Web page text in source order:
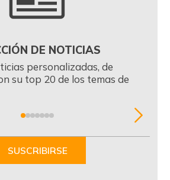
DE NOTICIAS
personalizadas, de
su top 20 de los temas de
SUSCRIBIRSE